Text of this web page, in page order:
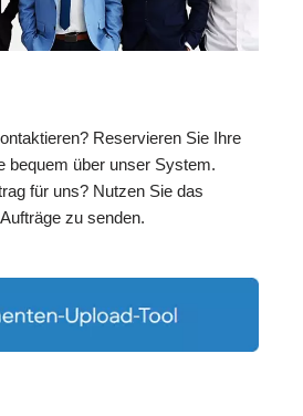
Reservieren Sie Ihre
bequem über unser System.
für uns? Nutzen Sie das
zu senden.